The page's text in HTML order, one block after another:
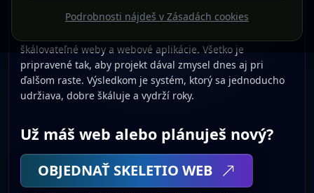
profesionálne“
škálovateľné weby a webové aplikácie. Všetko je
pripravené tak, aby projekt dával zmysel dnes aj pri
ďalšom raste. Výsledkom je systém, ktorý sa jednoducho
udržiava, dobre škáluje a vydrží roky.
Už máš web alebo plánuješ nový?
OBJEDNAŤ SKELETIO WEB
Podrobnosti nájdeš v Zásadách cookies